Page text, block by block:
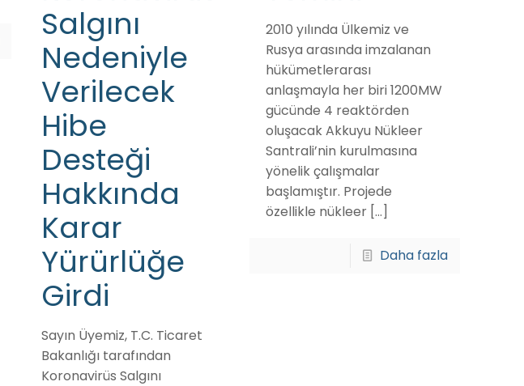
Salgını
Nedeniyle
Verilecek
Hibe
Desteği
Hakkında
Karar
Yürürlüğe
Girdi
Sayın Üyemiz, T.C. Ticaret
Bakanlığı tarafından
Koronavirüs Salgını
2010 yılında Ülkemiz ve
Rusya arasında imzalanan
hükümetlerarası
anlaşmayla her biri 1200MW
gücünde 4 reaktörden
oluşacak Akkuyu Nükleer
Santrali’nin kurulmasına
yönelik çalışmalar
başlamıştır. Projede
özellikle nükleer[…]
Daha fazla